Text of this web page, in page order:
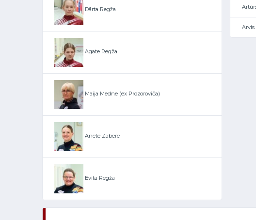
Dārta Regža
Agate Regža
Maija Medne (ex Prozoroviča)
Anete Zābere
Evita Regža